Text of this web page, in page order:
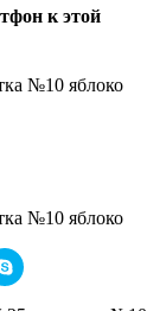
к этой
№10 яблоко
№10 яблоко